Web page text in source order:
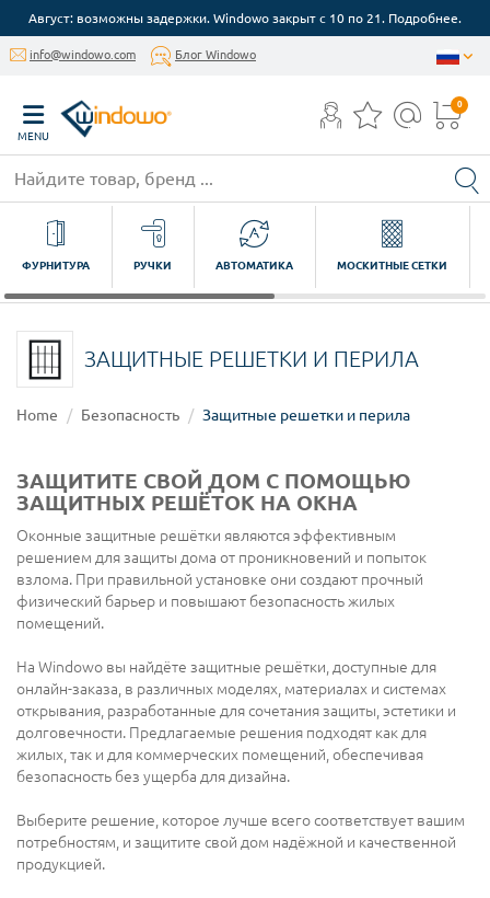
Август: возможны задержки. Windowo закрыт с 10 по 21. Подробнее.
info@windowo.com Блог Windowo
MENU
0
ФУРНИТУРА РУЧКИ АВТОМАТИКА МОСКИТНЫЕ СЕТКИ
ЗАЩИТНЫЕ РЕШЕТКИ И ПЕРИЛА
Home Безопасность Защитные решетки и перила
ЗАЩИТИТЕ СВОЙ ДОМ С ПОМОЩЬЮ
ЗАЩИТНЫХ РЕШЁТОК НА ОКНА
Оконные защитные решётки являются эффективным
решением для защиты дома от проникновений и попыток
взлома. При правильной установке они создают прочный
физический барьер и повышают безопасность жилых
помещений.
На Windowo вы найдёте защитные решётки, доступные для
онлайн-заказа, в различных моделях, материалах и системах
открывания, разработанные для сочетания защиты, эстетики и
долговечности. Предлагаемые решения подходят как для
жилых, так и для коммерческих помещений, обеспечивая
безопасность без ущерба для дизайна.
Выберите решение, которое лучше всего соответствует вашим
потребностям, и защитите свой дом надёжной и качественной
продукцией.